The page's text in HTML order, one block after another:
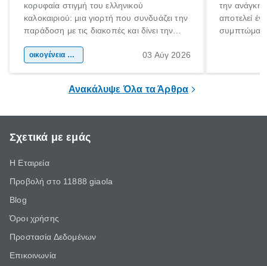
κορυφαία στιγμή του ελληνικού
καλοκαιριού: μια γιορτή που συνδυάζει την
παράδοση με τις διακοπές και δίνει την
χώρας. Είτε πρόκειται για λίγες μέρες
οικογένεια & παιδί 03 Αύγ 2026
την ανάγκη
αποτελεί
Ανακάλυψε Όλα τα Άρθρα
Σχετικά με εμάς
Η Εταιρεία
Προβολή στο 11888 giaola
Blog
Όροι χρήσης
Προστασία Δεδομένων
Επικοινωνία